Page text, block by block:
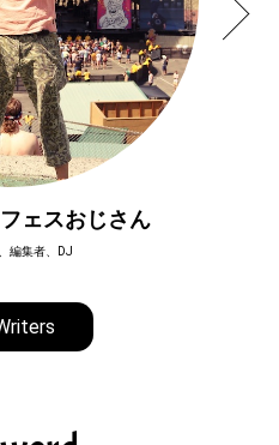
ェスおじさん
編集者、DJ